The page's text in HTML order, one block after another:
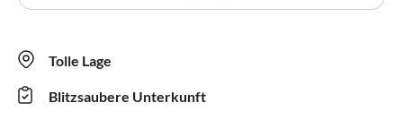
Tolle Lage
Blitzsaubere Unterkunft